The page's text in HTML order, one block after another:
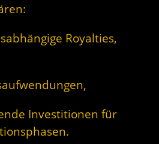
Royalties,
Investitionen für